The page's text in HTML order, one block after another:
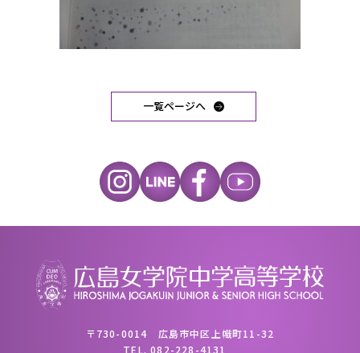
一覧ページへ
〒730-0014 広島市中区上幟町11-32
TEL.082-228-4131